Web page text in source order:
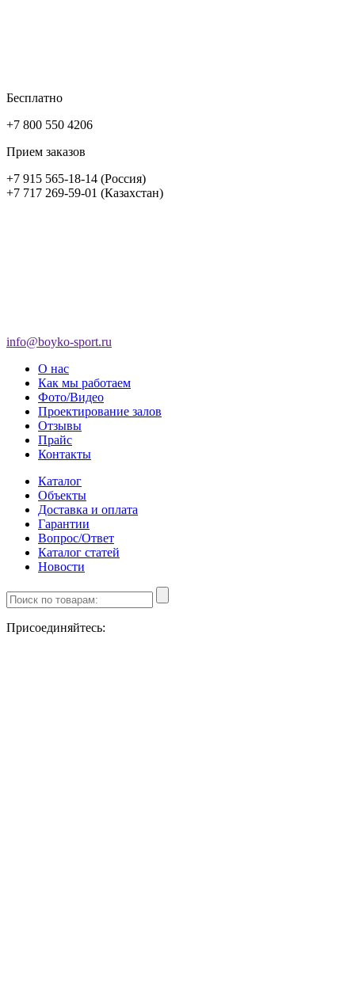
Бесплатно
+7 800 550 4206
Прием заказов
+7 915 565-18-14 (Россия)
+7 717 269-59-01 (Казахстан)
info@boyko-sport.ru
О нас
Как мы работаем
Фото/Видео
Проектирование залов
Отзывы
Прайс
Контакты
Каталог
Объекты
Доставка и оплата
Гарантии
Вопрос/Ответ
Каталог статей
Новости
Присоединяйтесь: